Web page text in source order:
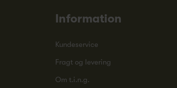
Information
Kundeservice
Fragt og levering
Om t.i.n.g.